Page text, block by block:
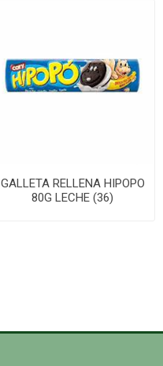
GALLETA RELLENA HIPOPO
80G LECHE (36)